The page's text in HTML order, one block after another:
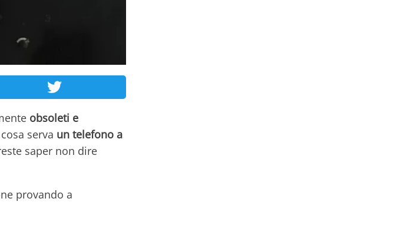
obsoleti e
serva un telefono a
saper non dire
provando a